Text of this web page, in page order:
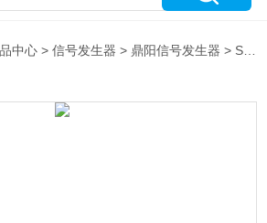
中心 >信号发生器 > 鼎阳信号发生器 > SDG7032A鼎阳信号发生器